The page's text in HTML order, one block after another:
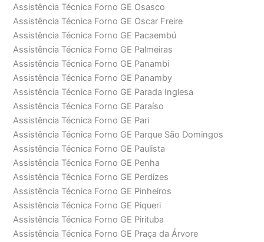
Assistência Técnica Forno GE Osasco
Assistência Técnica Forno GE Oscar Freire
Assistência Técnica Forno GE Pacaembú
Assistência Técnica Forno GE Palmeiras
Assistência Técnica Forno GE Panambi
Assistência Técnica Forno GE Panamby
Assistência Técnica Forno GE Parada Inglesa
Assistência Técnica Forno GE Paraíso
Assistência Técnica Forno GE Pari
Assistência Técnica Forno GE Parque São Domingos
Assistência Técnica Forno GE Paulista
Assistência Técnica Forno GE Penha
Assistência Técnica Forno GE Perdizes
Assistência Técnica Forno GE Pinheiros
Assistência Técnica Forno GE Piqueri
Assistência Técnica Forno GE Pirituba
Assistência Técnica Forno GE Praça da Árvore